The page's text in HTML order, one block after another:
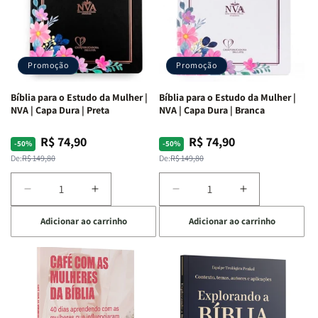
Promoção
Bíblia para o Estudo da Mulher |
NVA | Capa Dura | Preta
-50%
Preço
normal
De:R$ 149,80
Preço
promocional
R$ 74,90
Diminuir
a
quantidade
de
Bíblia
para
Estudo
da
Aumentar
a
quantidade
de
Bíblia
para
o
Estudo
da
Adicionar ao carrinho
Promoção
Bíblia para o Estudo da Mulher |
NVA | Capa Dura | Branca
-50%
Preço
normal
De:R$ 149,80
Preço
promocional
R$ 74,90
Diminuir
a
quantidade
de
Bíblia
o
Estudo
da
Aumentar
a
quantidade
de
Bíblia
para
o
Estudo
Adicionar ao carrinho